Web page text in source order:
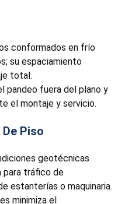
conformados en frío
su espaciamiento
total.
pandeo fuera del plano y
el montaje y servicio.
Piso
geotécnicas
para tráfico de
estanterías o maquinaria.
minimiza el